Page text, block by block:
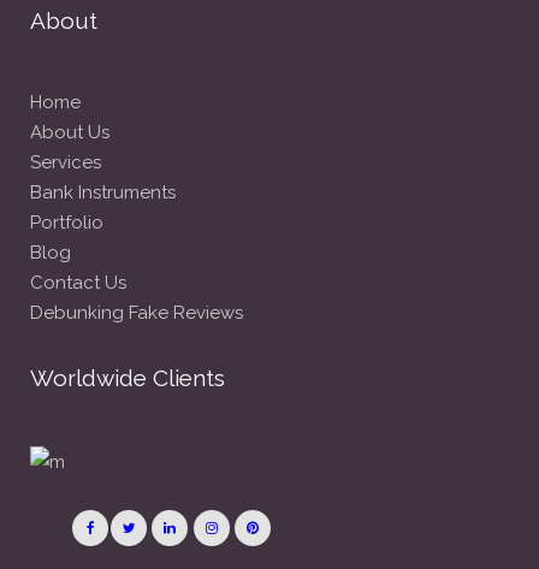
About
Home
About Us
Services
Bank Instruments
Portfolio
Blog
Contact Us
Debunking Fake Reviews
Worldwide Clients